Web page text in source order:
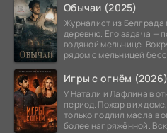
Обычаи (2025)
Журналист из
деревню. Его задача —
водяной мельнице.
рядом с мельницей
Игры с огнём (2026)
У Натали и Лафлина в
период. Пожар в их
только подлил масла в
более напряжённой.